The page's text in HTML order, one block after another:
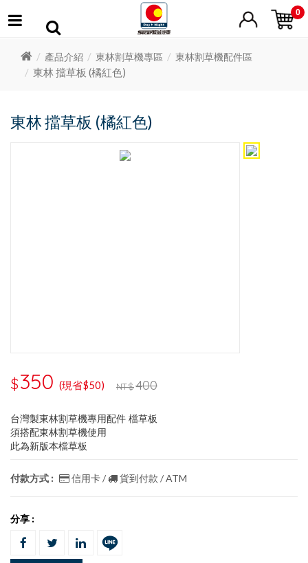
0
產品介紹 東林割草機專區 東林割草機配件區
東林 擋草板 (橘紅色)
東林 擋草板 (橘紅色)
$350 (現省$50) NT$400
台灣製東林割草機專用配件 檔草板
須搭配東林割草機使用
此為新版本檔草板
付款方式 : 信用卡 / 貨到付款 / ATM
分享 :